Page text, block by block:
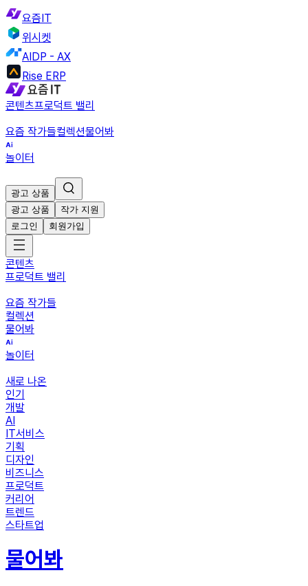
요즘IT
위시켓
AIDP - AX
Rise ERP
콘텐츠프로덕트 밸리
요즘 작가들컬렉션물어봐
놀이터
광고 상품
광고 상품
작가 지원
로그인
회원가입
콘텐츠
프로덕트 밸리
요즘 작가들
컬렉션
물어봐
놀이터
새로 나온
인기
개발
AI
IT서비스
기획
디자인
비즈니스
프로덕트
커리어
트렌드
스타트업
물어봐